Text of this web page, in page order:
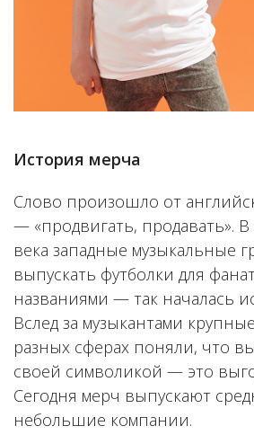
История мерча
Слово произошло от
— «продвигать, продавать».
века западные музыкальные
выпускать футболки для
названиями — так началась
Вслед за музыкантами
разных сферах поняли, что
своей символикой — это
Сегодня мерч выпускают
небольшие компании.